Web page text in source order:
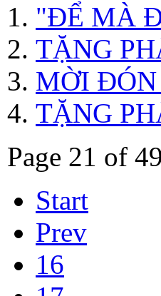
"ĐỂ MÀ
TẶNG
MỜI
TẶNG
Page 21 of 49
Start
Prev
16